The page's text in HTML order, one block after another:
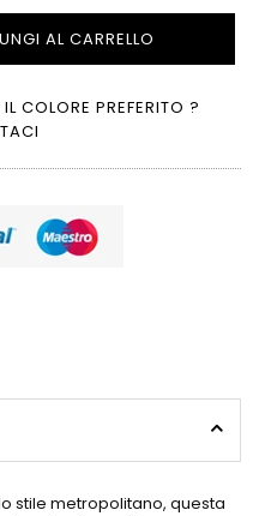
AL CARRELLO
COLORE PREFERITO ?
stile metropolitano, questa